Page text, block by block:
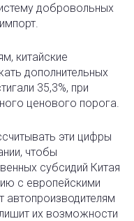
добровольных
китайские
дополнительных
35,3%, при
ценового порога.
эти цифры
чтобы
субсидий Китая
с европейскими
автопроизводителям
их возможности